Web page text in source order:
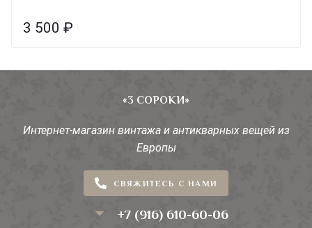
3 500 ₽
«3 СОРОКИ»
Интернет-магазин винтажа и антикварных вещей из
Европы
СВЯЖИТЕСЬ С НАМИ
+7 (916) 610-60-06